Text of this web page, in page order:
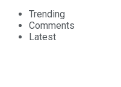
Trending
Comments
Latest